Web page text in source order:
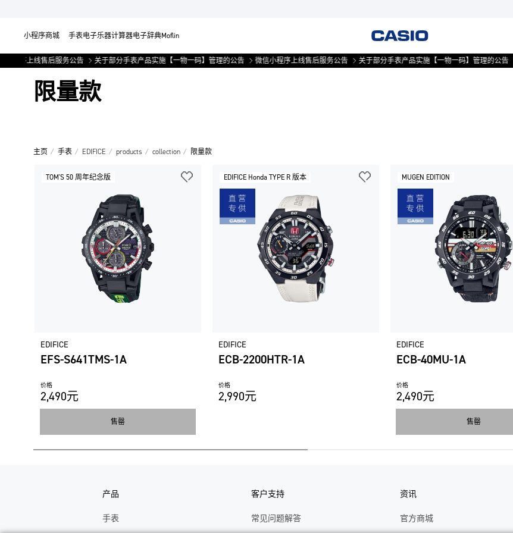
小程序商城 手表电子乐器计算器电子辞典Moflin
程序上线售后服务公告 关于部分手表产品实施【一物一码】管理的公告 微信小程序上线售后服务公告 关于部分手表产品实施【一物一码】管理的公告
限量款
主页 手表 EDIFICE products collection 限量款
TOM'S 50 周年纪念版
EDIFICE
EFS-S641TMS-1A
价格
2,490元
售罄
EDIFICE Honda TYPE R 版本
EDIFICE
ECB-2200HTR-1A
价格
2,990元
MUGEN EDITION
EDIFICE
ECB-40MU-1A
价格
2,490元
售罄
产品
手表
客户支持
常见问题解答
资讯
官方商城